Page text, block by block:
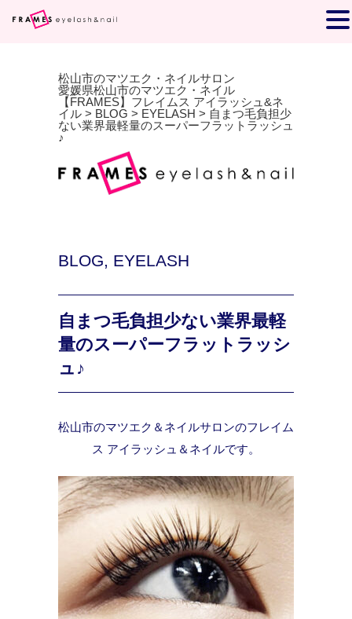
松山市のマツエク・ネイルサロン
愛媛県松山市のマツエク・ネイル
【FRAMES】フレイムス アイラッシュ&ネ
イル > BLOG > EYELASH > 自まつ毛負担少
ない業界最軽量のスーパーフラットラッシュ
♪
BLOG, EYELASH
自まつ毛負担少ない業界最軽
量のスーパーフラットラッシ
ュ♪
松山市のマツエク＆ネイルサロンのフレイム
ス アイラッシュ＆ネイルです。